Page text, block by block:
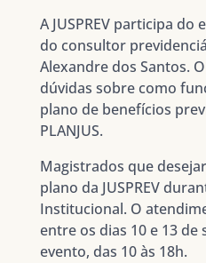
A JUSPREV participa do
do consultor
Alexandre dos Santos.
dúvidas sobre como
plano de benefícios
PLANJUS.
Magistrados que
plano da JUSPREV
Institucional. O
entre os dias 10 e 13
evento, das 10 às 18h.